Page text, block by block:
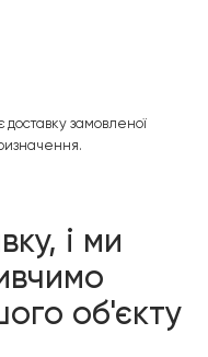
доставку замовленої
і ми
об'єкту